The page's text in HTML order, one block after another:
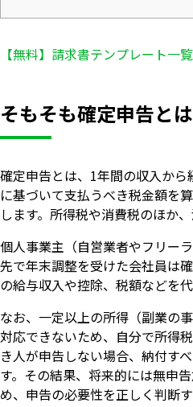
【無料】請求書テンプレート一
そもそも確定申告と
確定申告とは、1年間の収入か
に基づいて支払うべき税金額を
します。所得税や消費税のほか
個人事業主（自営業者やフリー
先で年末調整を受けた会社員は
の給与収入や控除、税額などを
なお、一定以上の所得（副業の
対応できないため、自分で所得
き人が申告しない場合、納付す
す。その結果、将来的には無申
め、申告の必要性を正しく判断